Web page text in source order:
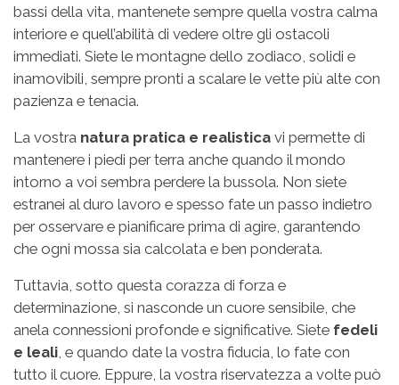
bassi della vita, mantenete sempre quella vostra calma
interiore e quell’abilità di vedere oltre gli ostacoli
immediati. Siete le montagne dello zodiaco, solidi e
inamovibili, sempre pronti a scalare le vette più alte con
pazienza e tenacia.
La vostra natura pratica e realistica vi permette di
mantenere i piedi per terra anche quando il mondo
intorno a voi sembra perdere la bussola. Non siete
estranei al duro lavoro e spesso fate un passo indietro
per osservare e pianificare prima di agire, garantendo
che ogni mossa sia calcolata e ben ponderata.
Tuttavia, sotto questa corazza di forza e
determinazione, si nasconde un cuore sensibile, che
anela connessioni profonde e significative. Siete fedeli
e leali, e quando date la vostra fiducia, lo fate con
tutto il cuore. Eppure, la vostra riservatezza a volte può